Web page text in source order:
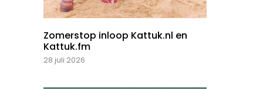
Zomerstop inloop Kattuk.nl en
Kattuk.fm
28 juli 2026